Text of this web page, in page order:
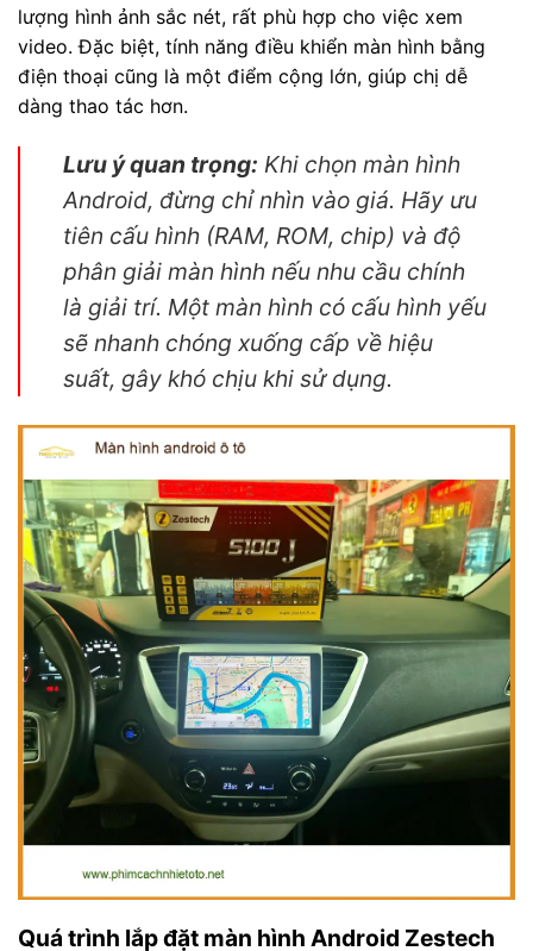
lượng hình ảnh sắc nét, rất phù hợp cho việc xem
video. Đặc biệt, tính năng điều khiển màn hình bằng
điện thoại cũng là một điểm cộng lớn, giúp chị dễ
dàng thao tác hơn.
Lưu ý quan trọng: Khi chọn màn hình
Android, đừng chỉ nhìn vào giá. Hãy ưu
tiên cấu hình (RAM, ROM, chip) và độ
phân giải màn hình nếu nhu cầu chính
là giải trí. Một màn hình có cấu hình yếu
sẽ nhanh chóng xuống cấp về hiệu
suất, gây khó chịu khi sử dụng.
Quá trình lắp đặt màn hình Android Zestech